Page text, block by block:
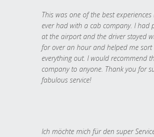
This was one of the best experiences
ever had with a cab company. I had
at the airport and the driver stayed
for over an hour and helped me sort
everything out. I would recommend
company to anyone. Thank you for
fabulous service!
Ich möchte mich für den super